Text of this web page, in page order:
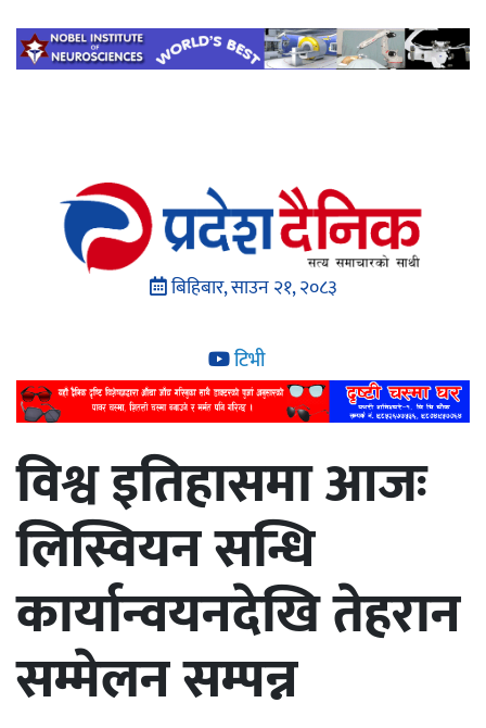
बिहिबार, साउन २१, २०८३
टिभी
विश्व इतिहासमा आजः
लिस्वियन सन्धि
कार्यान्वयनदेखि तेहरान
सम्मेलन सम्पन्न